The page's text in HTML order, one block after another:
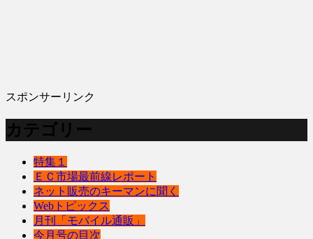
スポンサーリンク
カテゴリー
特集１
ＥＣ市場最前線レポート
ネット販売のキーマンに聞く
Webトピックス
月刊「モバイル通販」
今月号の目次